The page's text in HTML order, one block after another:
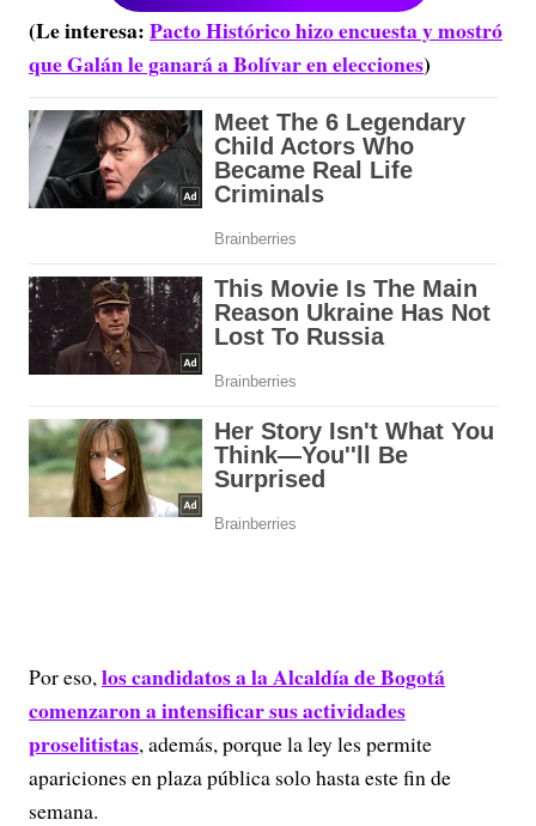
(Le interesa:Pacto Histórico hizo encuesta y mostró
que Galán le ganará a Bolívar en elecciones)
Por eso,los candidatos a la Alcaldía de Bogotá
comenzaron a intensificar sus actividades
proselitistas, además, porque la ley les permite
apariciones en plaza pública solo hasta este fin de
semana.